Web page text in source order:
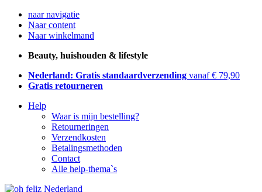
naar navigatie
Naar content
Naar winkelmand
Beauty, huishouden & lifestyle
Nederland: Gratis standaardverzending vanaf € 79,90
Gratis retourneren
Help
Waar is mijn bestelling?
Retourneringen
Verzendkosten
Betalingsmethoden
Contact
Alle help-thema`s